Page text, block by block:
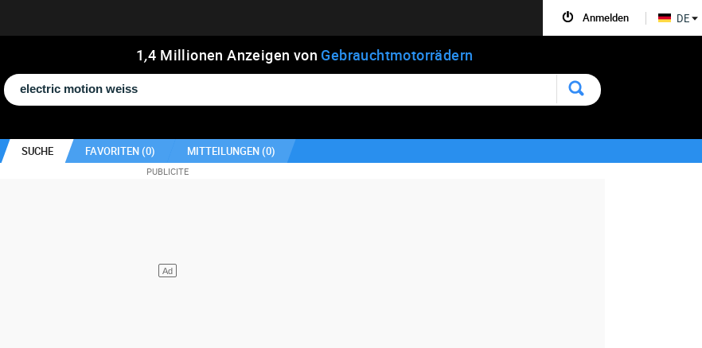
1,4 Millionen Anzeigen von Gebrauchtmotorrädern
SUCHE FAVORITEN (0) MITTEILUNGEN (0)
Anmelden DE